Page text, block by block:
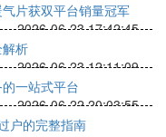
片获双平台销量冠军
2026-06-23 17:42:45
析
2026-06-23 12:11:09
一站式平台
2026-06-22 20:03:55
户的完整指南